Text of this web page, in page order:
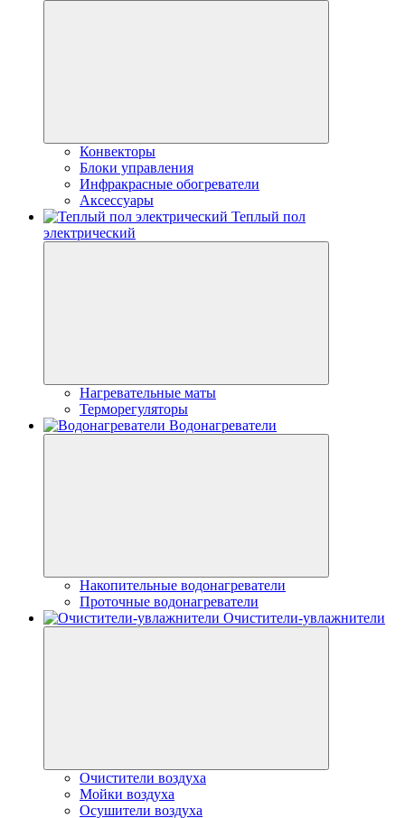
Конвекторы
Блоки управления
Инфракрасные обогреватели
Аксессуары
Теплый пол
электрический
Нагревательные маты
Терморегуляторы
Водонагреватели
Накопительные водонагреватели
Проточные водонагреватели
Очистители-увлажнители
Очистители воздуха
Мойки воздуха
Осушители воздуха